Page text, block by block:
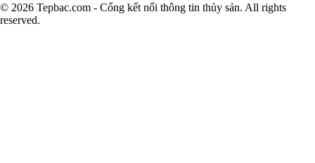
© 2026 Tepbac.com - Cổng kết nối thông tin thủy sản. All rights
reserved.